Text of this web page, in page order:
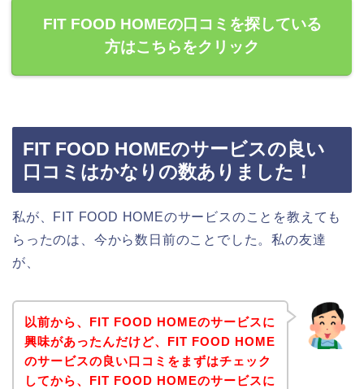
FIT FOOD HOMEの口コミを探している
方はこちらをクリック
FIT FOOD HOMEのサービスの良い
口コミはかなりの数ありました！
私が、FIT FOOD HOMEのサービスのことを教えても
らったのは、今から数日前のことでした。私の友達
が、
以前から、FIT FOOD HOMEのサービスに
興味があったんだけど、FIT FOOD HOME
のサービスの良い口コミをまずはチェック
してから、FIT FOOD HOMEのサービスに